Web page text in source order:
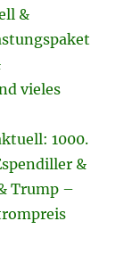
&
vieles
1000.
&
Trump –